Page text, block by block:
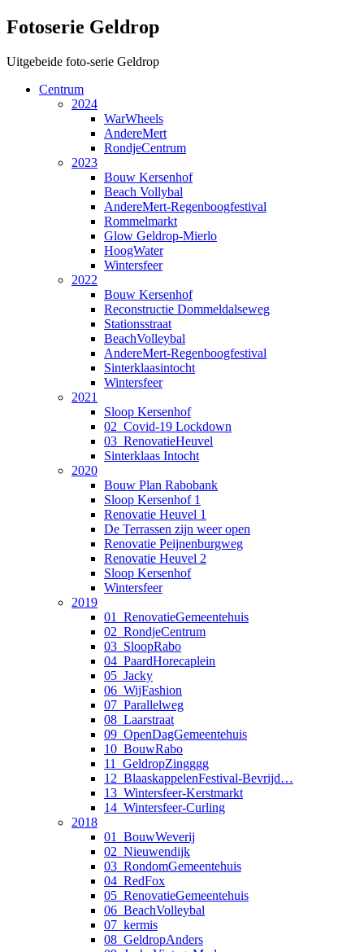
Fotoserie Geldrop
Uitgebeide foto-serie Geldrop
Centrum
2024
WarWheels
AndereMert
RondjeCentrum
2023
Bouw Kersenhof
Beach Vollybal
AndereMert-Regenboogfestival
Rommelmarkt
Glow Geldrop-Mierlo
HoogWater
Wintersfeer
2022
Bouw Kersenhof
Reconstructie Dommeldalseweg
Stationsstraat
BeachVolleybal
AndereMert-Regenboogfestival
Sinterklaasintocht
Wintersfeer
2021
Sloop Kersenhof
02_Covid-19 Lockdown
03_RenovatieHeuvel
Sinterklaas Intocht
2020
Bouw Plan Rabobank
Sloop Kersenhof 1
Renovatie Heuvel 1
De Terrassen zijn weer open
Renovatie Peijnenburgweg
Renovatie Heuvel 2
Sloop Kersenhof
Wintersfeer
2019
01_RenovatieGemeentehuis
02_RondjeCentrum
03_SloopRabo
04_PaardHorecaplein
05_Jacky
06_WijFashion
07_Parallelweg
08_Laarstraat
09_OpenDagGemeentehuis
10_BouwRabo
11_GeldropZingggg
12_BlaaskappelenFestival-Bevrijd…
13_Wintersfeer-Kerstmarkt
14_Wintersfeer-Curling
2018
01_BouwWeverij
02_Nieuwendijk
03_RondomGemeentehuis
04_RedFox
05_RenovatieGemeentehuis
06_BeachVolleybal
07_kermis
08_GeldropAnders